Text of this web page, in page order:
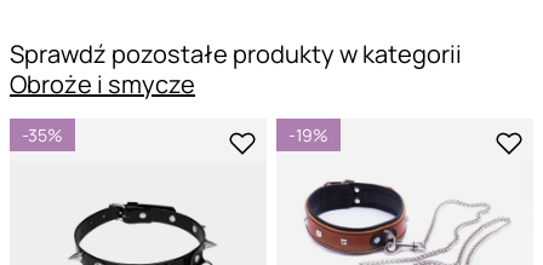
Sprawdź pozostałe produkty w kategorii
Obroże i smycze
-35% -19%